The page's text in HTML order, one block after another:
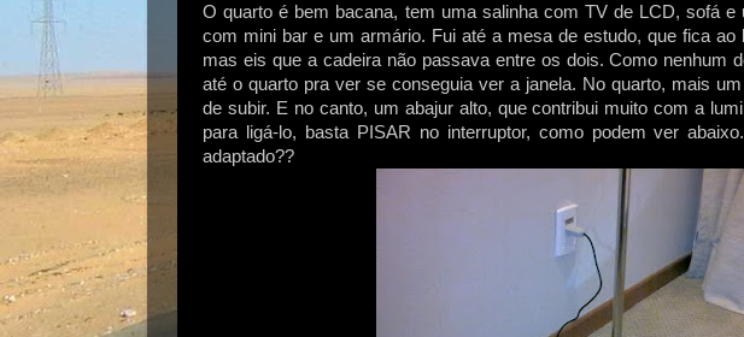
O quarto é bem bacana, tem uma salinha com TV de LCD, sofá
com mini bar e um armário. Fui até a mesa de estudo, que fica
mas eis que a cadeira não passava entre os dois. Como nenhum
até o quarto pra ver se conseguia ver a janela. No quarto, mais
de subir. E no canto, um abajur alto, que contribui muito com a
para ligá-lo, basta PISAR no interruptor, como podem ver
adaptado??